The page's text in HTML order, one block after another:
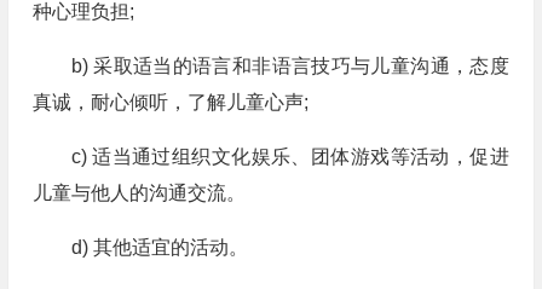
种心理负担;
b) 采取适当的语言和非语言技巧与儿童沟通，态度
真诚，耐心倾听，了解儿童心声;
c) 适当通过组织文化娱乐、团体游戏等活动，促进
儿童与他人的沟通交流。
d) 其他适宜的活动。